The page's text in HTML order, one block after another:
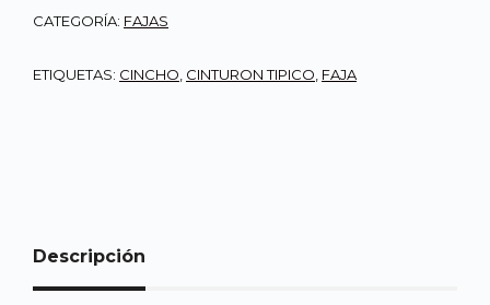
CATEGORÍA: FAJAS
ETIQUETAS: CINCHO CINTURON TIPICO FAJA
Descripción